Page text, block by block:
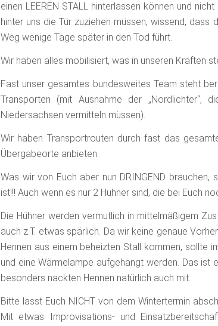
einen LEEREN STALL hinterlassen können und
hinter uns die Tür zuziehen müssen, wissend,
Weg wenige Tage später in den Tod führt.
Wir haben alles mobilisiert, was in unseren Kräften
Fast unser gesamtes bundesweites Team steht
Transporten (mit Ausnahme der
Niedersachsen vermitteln müssen).
Wir haben Transportrouten durch fast das
Übergabeorte anbieten.
Was wir von Euch aber nun DRINGEND brauchen,
ist!!! Auch wenn es nur 2 Hühner sind, die bei Euch
Die Hühner werden vermutlich in mittelmäßigem
auch z.T. etwas spärlich. Da wir keine genaue
Hennen aus einem beheizten Stall kommen, sollte
und eine Wärmelampe aufgehängt werden. Das ist
besonders nackten Hennen natürlich auch mit.
Bitte lasst Euch NICHT von dem Wintertermin
Mit etwas Improvisations- und